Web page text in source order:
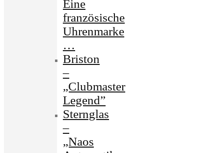
Eine
französische
Uhrenmarke
…
Briston
–
„Clubmaster
Legend”
Sternglas
–
„Naos